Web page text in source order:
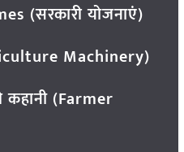
(सरकारी योजनाएं)
Machinery)
(Farmer